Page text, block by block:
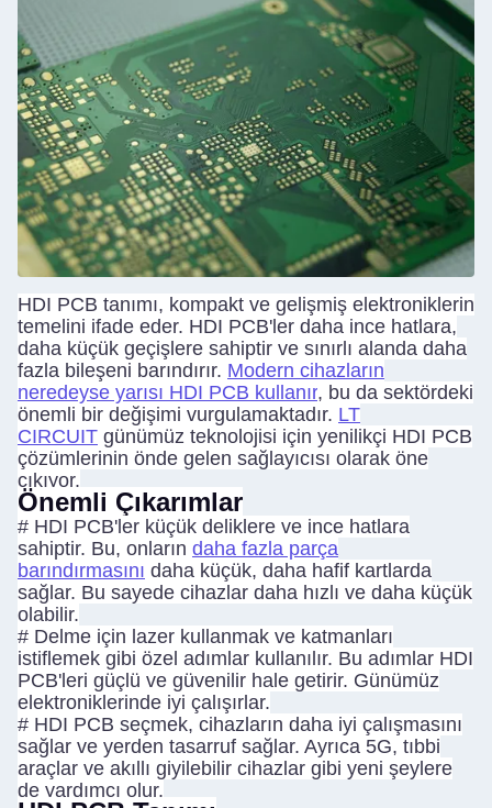
HDI PCB tanımı, kompakt ve gelişmiş elektroniklerin
temelini ifade eder. HDI PCB'ler daha ince hatlara,
daha küçük geçişlere sahiptir ve sınırlı alanda daha
fazla bileşeni barındırır. Modern cihazların
neredeyse yarısı HDI PCB kullanır, bu da sektördeki
önemli bir değişimi vurgulamaktadır. LT
CIRCUIT günümüz teknolojisi için yenilikçi HDI PCB
çözümlerinin önde gelen sağlayıcısı olarak öne
çıkıyor.
Önemli Çıkarımlar
# HDI PCB'ler küçük deliklere ve ince hatlara
sahiptir. Bu, onların daha fazla parça
barındırmasını daha küçük, daha hafif kartlarda
sağlar. Bu sayede cihazlar daha hızlı ve daha küçük
olabilir.
# Delme için lazer kullanmak ve katmanları
istiflemek gibi özel adımlar kullanılır. Bu adımlar HDI
PCB'leri güçlü ve güvenilir hale getirir. Günümüz
elektroniklerinde iyi çalışırlar.
# HDI PCB seçmek, cihazların daha iyi çalışmasını
sağlar ve yerden tasarruf sağlar. Ayrıca 5G, tıbbi
araçlar ve akıllı giyilebilir cihazlar gibi yeni şeylere
de yardımcı olur.